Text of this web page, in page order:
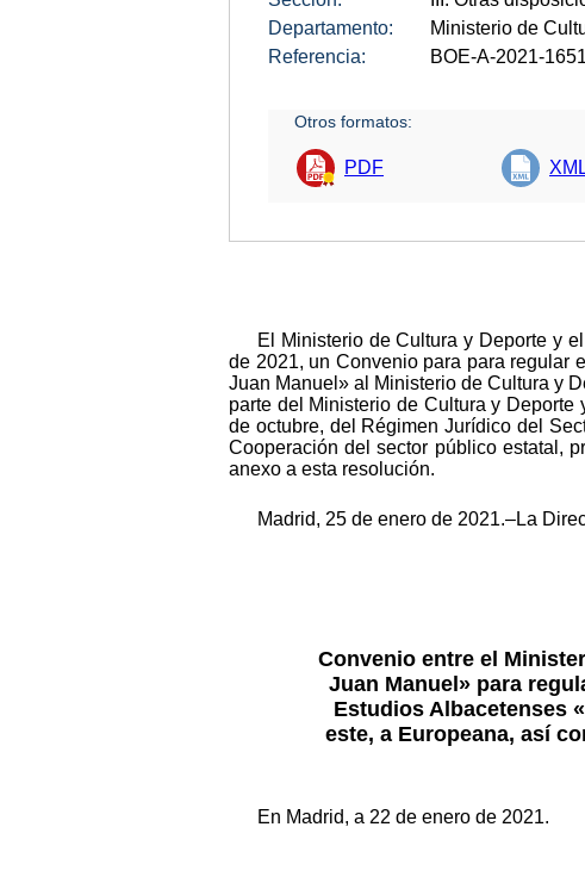
Departamento:
Ministerio de
Referencia:
BOE-A-2021-1651
Otros formatos:
PDF
El Ministerio de Cultura y Deporte y
de 2021, un Convenio para para regular
Juan Manuel» al Ministerio de Cultura y
parte del Ministerio de Cultura y
de octubre, del Régimen Jurídico del
Cooperación del sector público estatal,
anexo a esta resolución.
Madrid, 25 de enero de 2021.–La
Convenio entre el
Juan Manuel» para
Estudios Albacetenses
este, a Europeana, así
En Madrid, a 22 de enero de 2021.